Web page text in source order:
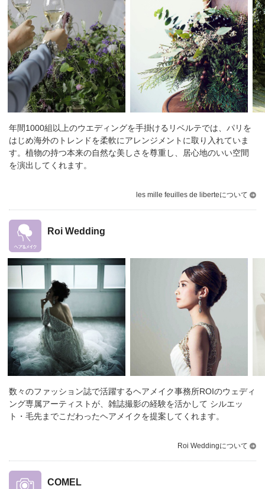
年間1000組以上のウエディングを手掛けるリベルテでは、パリを
はじめ海外のトレンドを柔軟にアレンジメントに取り入れていま
す。 植物の持つ本来の自然な美しさを尊重し、居心地のいい空間
を演出してくれます。
les mille feuilles de liberteについて
Roi Wedding
数々のファッション誌で活躍するヘアメイク事務所ROIのウェディ
ング専属アーティストが、雑誌撮影の経験を活かして シルエッ
ト・毛先までこだわったヘアメイクを提案してくれます。
Roi Weddingについて
COMEL